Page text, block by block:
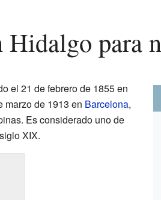
Hidalgo para
el 21 de febrero de 1855 en
de 1913 en Barcelona,
Es considerado uno de
XIX.